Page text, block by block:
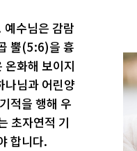
수님은 감람
뿔(5:6)을 흉
화해 보이지
나님과 어린양
적을 행해 우
초자연적 기
합니다.